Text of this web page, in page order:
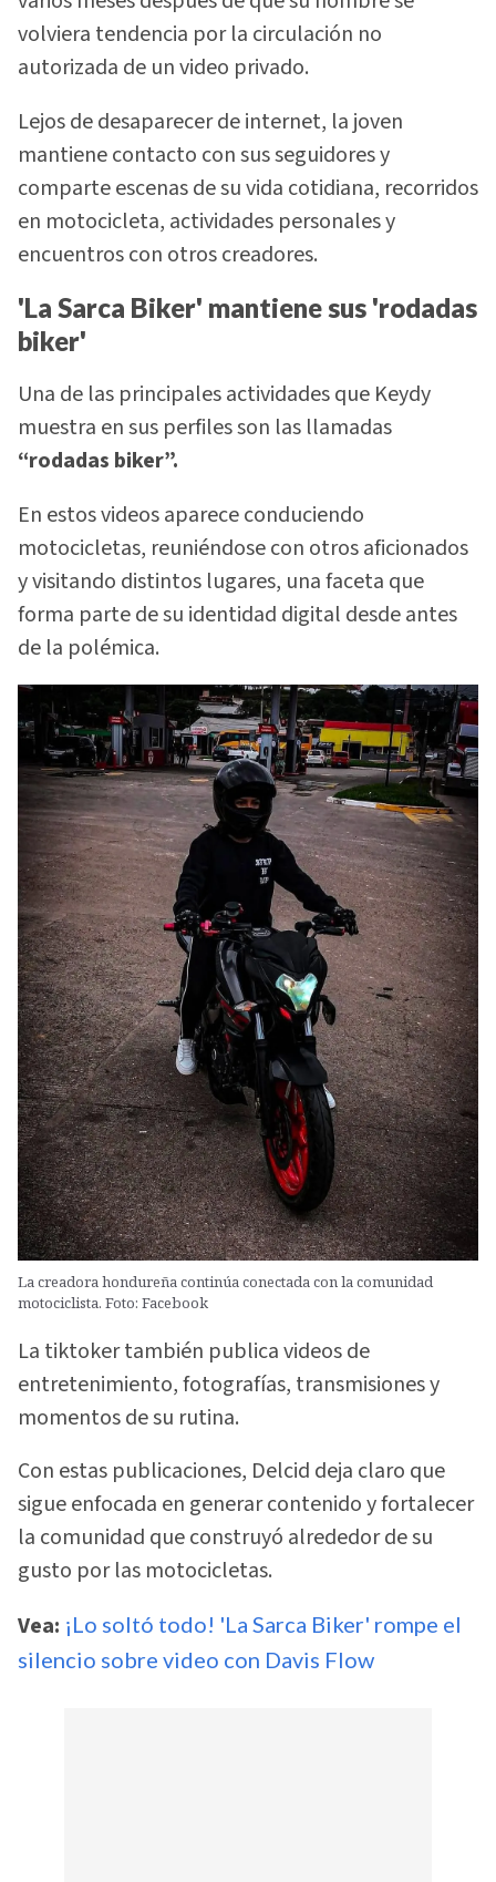
volviera tendencia por la circulación no
autorizada de un video privado.
Lejos de desaparecer de internet, la joven
mantiene contacto con sus seguidores y
comparte escenas de su vida cotidiana, recorridos
en motocicleta, actividades personales y
encuentros con otros creadores.
'La Sarca Biker' mantiene sus 'rodadas
biker'
Una de las principales actividades que Keydy
muestra en sus perfiles son las llamadas
“rodadas biker”.
En estos videos aparece conduciendo
motocicletas, reuniéndose con otros aficionados
y visitando distintos lugares, una faceta que
forma parte de su identidad digital desde antes
de la polémica.
La creadora hondureña continúa conectada con la comunidad
motociclista. Foto: Facebook
La tiktoker también publica videos de
entretenimiento, fotografías, transmisiones y
momentos de su rutina.
Con estas publicaciones, Delcid deja claro que
sigue enfocada en generar contenido y fortalecer
la comunidad que construyó alrededor de su
gusto por las motocicletas.
Vea: ¡Lo soltó todo! 'La Sarca Biker' rompe el
silencio sobre video con Davis Flow